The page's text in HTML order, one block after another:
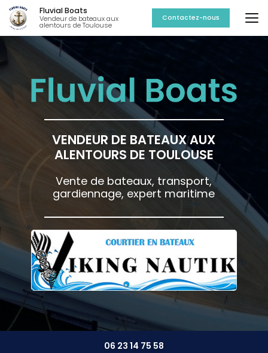
Aller
au
contenu
principal
Fluvial Boats
Vendeur de bateaux aux
alentours de Toulouse
Contactez-nous
VENDEUR DE BATEAUX AUX
ALENTOURS DE TOULOUSE
Vente de bateaux, transport,
gardiennage, expert maritime
06 23 14 75 58